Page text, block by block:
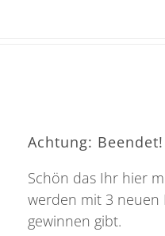
Achtung: Beendet!
Schön das Ihr hier
werden mit 3 neuen
gewinnen gibt.